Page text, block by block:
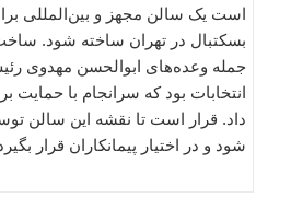
است یک سالن مجهز و بین‌المللی
بسکتبال در تهران ساخته شود.
جمله وعده‌های ابوالحسن مهدوی
انتخابات بود که سرانجام با
داد. قرار است تا نقشه این سالن
شود و در اختیار پیمانکاران قرار